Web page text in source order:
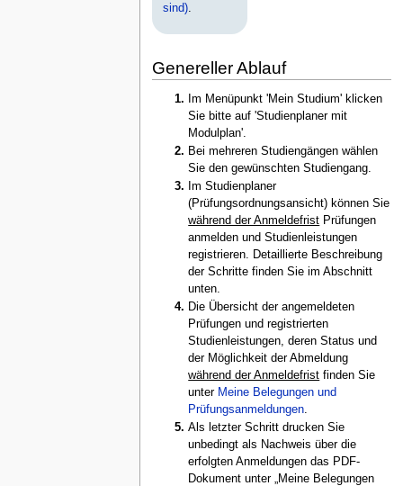
sind)
Genereller Ablauf
Im Menüpunkt 'Mein Studium' klicken
Sie bitte auf 'Studienplaner mit
Modulplan'.
Bei mehreren Studiengängen wählen
Sie den gewünschten Studiengang.
Im Studienplaner
(Prüfungsordnungsansicht) können Sie
während der Anmeldefrist Prüfungen
anmelden und Studienleistungen
registrieren. Detaillierte Beschreibung
der Schritte finden Sie im Abschnitt
unten.
Die Übersicht der angemeldeten
Prüfungen und registrierten
Studienleistungen, deren Status und
der Möglichkeit der Abmeldung
während der Anmeldefrist finden Sie
unter Meine Belegungen und
Prüfungsanmeldungen.
Als letzter Schritt drucken Sie
unbedingt als Nachweis über die
erfolgten Anmeldungen das PDF-
Dokument unter „Meine Belegungen